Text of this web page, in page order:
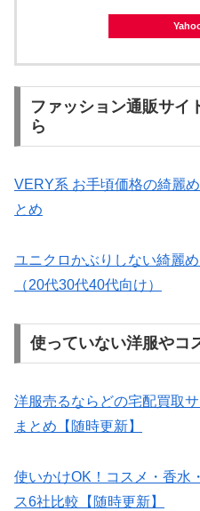
ファッション通販サイ
ら
VERY系 お手頃価格の綺麗
とめ
ユニクロかぶりしない綺麗
（20代30代40代向け）
使っていない洋服やコ
洋服売るならどの宅配買取
まとめ【随時更新】
使いかけOK！コスメ・香水
ス6社比較【随時更新】